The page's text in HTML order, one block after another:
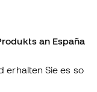
an España
erhalten Sie es so